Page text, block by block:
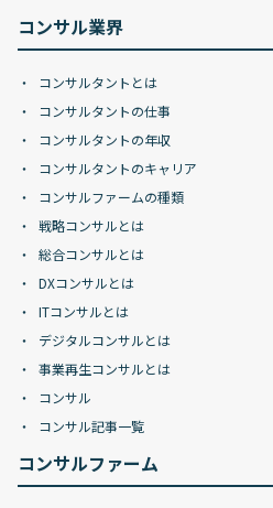
コンサル業界
コンサルタントとは
コンサルタントの仕事
コンサルタントの年収
コンサルタントのキャリア
コンサルファームの種類
戦略コンサルとは
総合コンサルとは
DXコンサルとは
ITコンサルとは
デジタルコンサルとは
事業再生コンサルとは
コンサル
コンサル記事一覧
コンサルファーム